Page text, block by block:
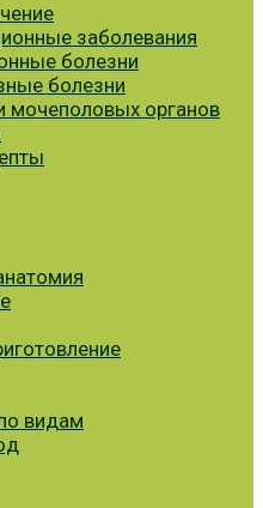
заболевания
болезни
болезни
мочеполовых органов
видам